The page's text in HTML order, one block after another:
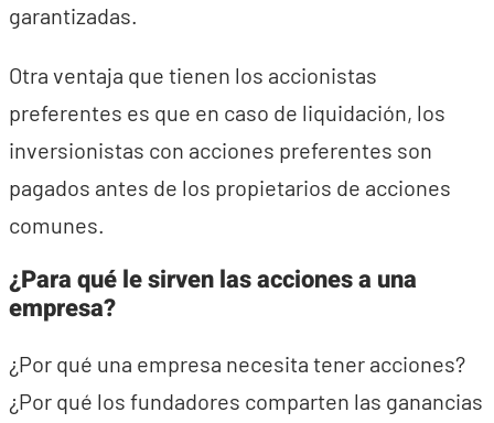
garantizadas.
Otra ventaja que tienen los accionistas
preferentes es que en caso de liquidación, los
inversionistas con acciones preferentes son
pagados antes de los propietarios de acciones
comunes.
¿Para qué le sirven las acciones a una
empresa?
¿Por qué una empresa necesita tener acciones?
¿Por qué los fundadores comparten las ganancias